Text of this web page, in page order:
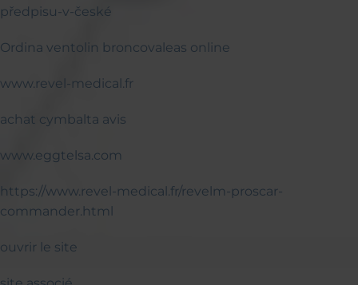
předpisu-v-české
Ordina ventolin broncovaleas online
www.revel-medical.fr
achat cymbalta avis
www.eggtelsa.com
https://www.revel-medical.fr/revelm-proscar-
commander.html
ouvrir le site